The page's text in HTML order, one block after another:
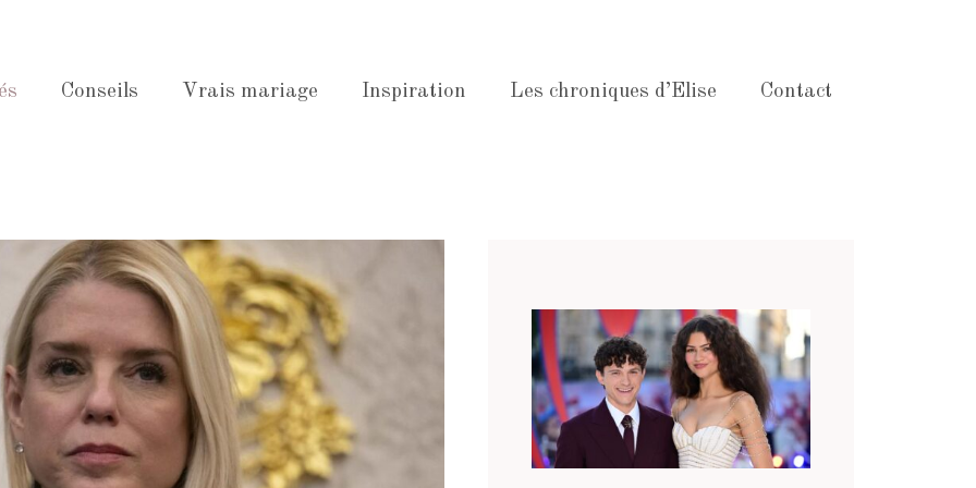
Conseils Vrais mariage Inspiration Les chroniques d’Elise Contact